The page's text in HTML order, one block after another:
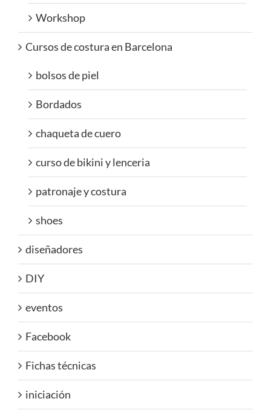
Workshop
Cursos de costura en Barcelona
bolsos de piel
Bordados
chaqueta de cuero
curso de bikini y lenceria
patronaje y costura
shoes
diseñadores
DIY
eventos
Facebook
Fichas técnicas
iniciación